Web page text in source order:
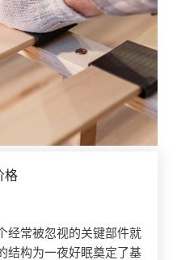
格
经常被忽视的关键部件就
结构为一夜好眠奠定了基